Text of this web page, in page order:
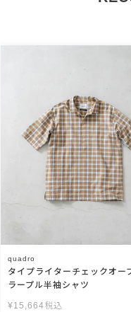
quadro
タイプライターチェックオー
ラープル半袖シャツ
¥15,664税込